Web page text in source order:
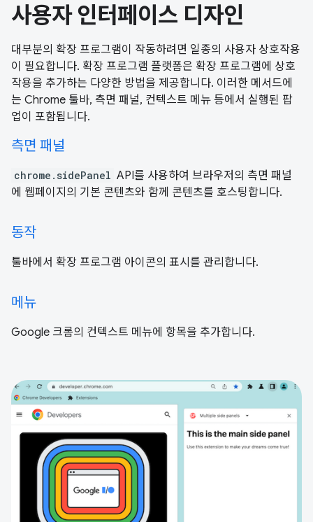
사용자 인터페이스 디자인
대부분의 확장 프로그램이 작동하려면 일종의 사용자 상호작용
이 필요합니다. 확장 프로그램 플랫폼은 확장 프로그램에 상호
작용을 추가하는 다양한 방법을 제공합니다. 이러한 메서드에
는 Chrome 툴바, 측면 패널, 컨텍스트 메뉴 등에서 실행된 팝
업이 포함됩니다.
측면 패널
chrome.sidePanel API를 사용하여 브라우저의 측면 패널
에 웹페이지의 기본 콘텐츠와 함께 콘텐츠를 호스팅합니다.
동작
툴바에서 확장 프로그램 아이콘의 표시를 관리합니다.
메뉴
Google 크롬의 컨텍스트 메뉴에 항목을 추가합니다.